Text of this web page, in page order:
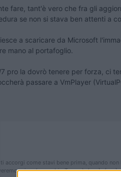
fare, tant'è vero che fra gli
se non si stava ben attenti a
a scaricare da Microsoft
mano al portafoglio.
pro la dovrò tenere per forza, ci
passare a VmPlayer
accorgi come stavi bene prima, quando non
prima (proverbio Tuareg) ‹(•¿•)›‹(•¿•)›